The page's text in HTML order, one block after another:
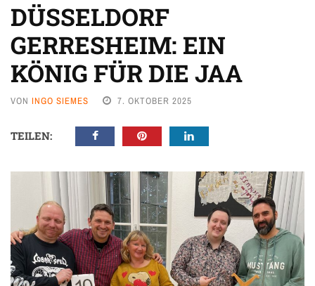
DÜSSELDORF
GERRESHEIM: EIN
KÖNIG FÜR DIE JAA
VON INGO SIEMES 7. OKTOBER 2025
TEILEN: